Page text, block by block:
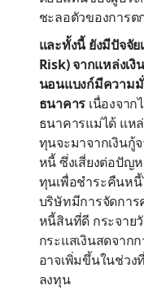
ชะลอตัวของการต
และทั้งนี้ ยังมีปัจจั
Risk) จากแหล่งเ
นอนแบงก์มีความ
ธนาคาร เนื่องจา
ธนาคารแม่ได้ แห
ทุนจะมาจากเงินกู้
หนี้ ซึ่งเสี่ยงต่อปัญ
ทุนเพื่อชำระคืนหนี้
บริษัทมีการจัดกา
หนี้สินที่ดี กระจาย
กระแสเงินสดจาก
อาจเพิ่มขึ้นในช่ว
ลงทุน